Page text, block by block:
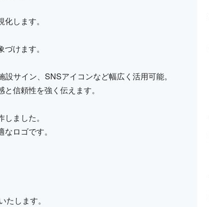
します。
けます。
サイン、SNSアイコンなど幅広く活用可能。
信頼性を強く伝えます。
ました。
ロゴです。
します。